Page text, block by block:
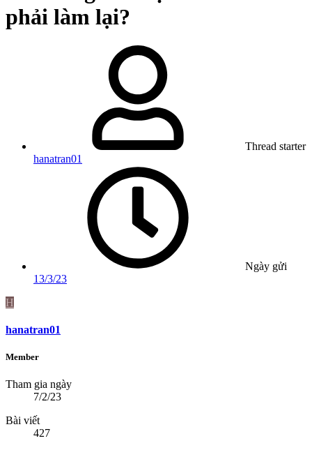
phải làm lại?
Thread starter
hanatran01
Ngày gửi
13/3/23
H
hanatran01
Member
Tham gia ngày
7/2/23
Bài viết
427